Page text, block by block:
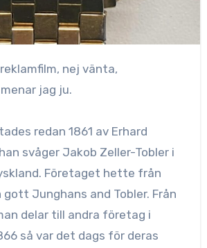
jag ju.
redan 1861 av Erhard
svåger Jakob Zeller-Tobler i
Företaget hette från
Junghans and Tobler. Från
delar till andra företag i
så var det dags för deras